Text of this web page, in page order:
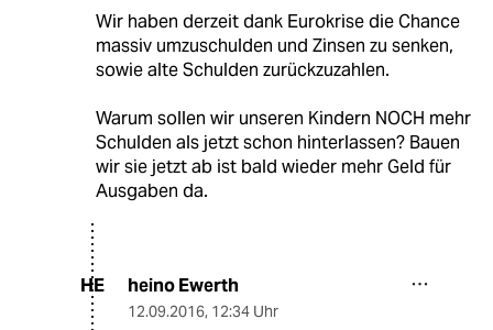
Wir haben derzeit dank Eurokrise die Chance
massiv umzuschulden und Zinsen zu senken,
sowie alte Schulden zurückzuzahlen.
Warum sollen wir unseren Kindern NOCH mehr
Schulden als jetzt schon hinterlassen? Bauen
wir sie jetzt ab ist bald wieder mehr Geld für
Ausgaben da.
HE heino Ewerth
12.09.2016, 12:34 Uhr